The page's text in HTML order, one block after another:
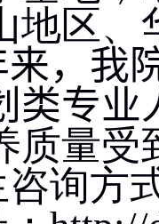
地区、
来，我
类专业
质量受
询方